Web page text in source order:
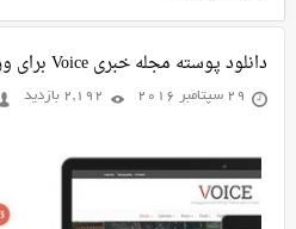
دانلود پوسته مجله خبری Voice برای وردپرس
29 سپتامبر 2016 2,192 بازدید